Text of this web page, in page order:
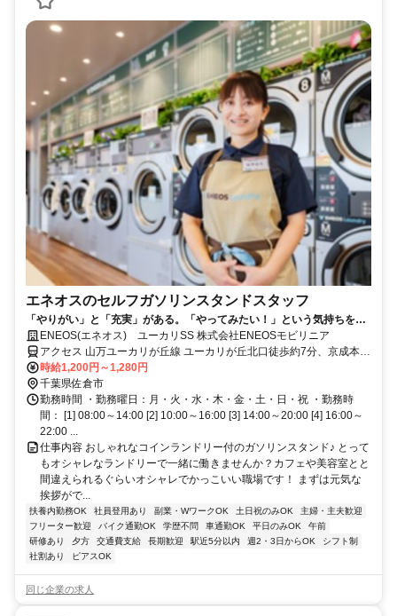
エネオスのセルフガソリンスタンドスタッフ
「やりがい」と「充実」がある。「やってみたい！」という気持ちを大
切にします。
ENEOS(エネオス) ユーカリSS 株式会社ENEOSモビリニア
アクセス 山万ユーカリが丘線 ユーカリが丘北口徒歩約7分、京成本線
ユーカリが丘北口徒歩約7分、京成本線 志津北口徒歩約8分
時給1,200円～1,280円
千葉県佐倉市
勤務時間 ・勤務曜日：月・火・水・木・金・土・日・祝 ・勤務時
間： [1] 08:00～14:00 [2] 10:00～16:00 [3] 14:00～20:00 [4] 16:00～
22:00 ...
仕事内容 おしゃれなコインランドリー付のガソリンスタンド♪ とって
もオシャレなランドリーで一緒に働きませんか？カフェや美容室とと
間違えられるぐらいオシャレでかっこいい職場です！ まずは元気な
挨拶がで...
扶養内勤務OK 社員登用あり 副業・WワークOK 土日祝のみOK
主婦・主夫歓迎
フリーター歓迎
バイク通勤OK 学歴不問 車通勤OK 平日のみOK
午前
研修あり
夕方 交通費支給 長期歓迎 駅近5分以内 週2・3日からOK
シフト制
社割あり
ピアスOK
同じ企業の求人